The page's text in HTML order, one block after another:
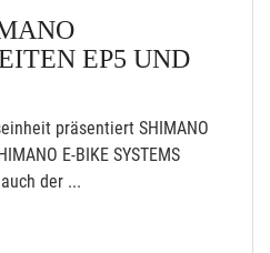
EP5 UND
präsentiert SHIMANO
E-BIKE SYSTEMS
der ...